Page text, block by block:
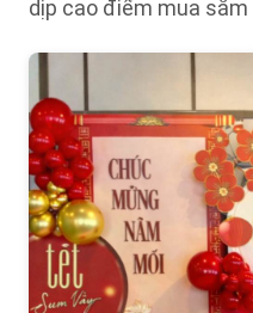
dịp cao điểm mua sắm